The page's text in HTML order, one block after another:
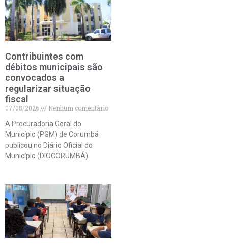
Contribuintes com
débitos municipais são
convocados a
regularizar situação
fiscal
07/08/2026
Nenhum comentário
A Procuradoria Geral do
Município (PGM) de Corumbá
publicou no Diário Oficial do
Município (DIOCORUMBÁ)